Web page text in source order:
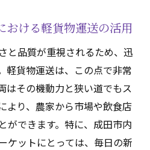
おける軽貨物運送の活用
と品質が重視されるため、迅
軽貨物運送は、この点で非常
はその機動力と狭い道でもス
より、農家から市場や飲食店
ができます。特に、成田市内
ケットにとっては、毎日の新